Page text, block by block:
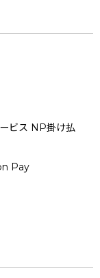
ビス NP掛け払
Pay